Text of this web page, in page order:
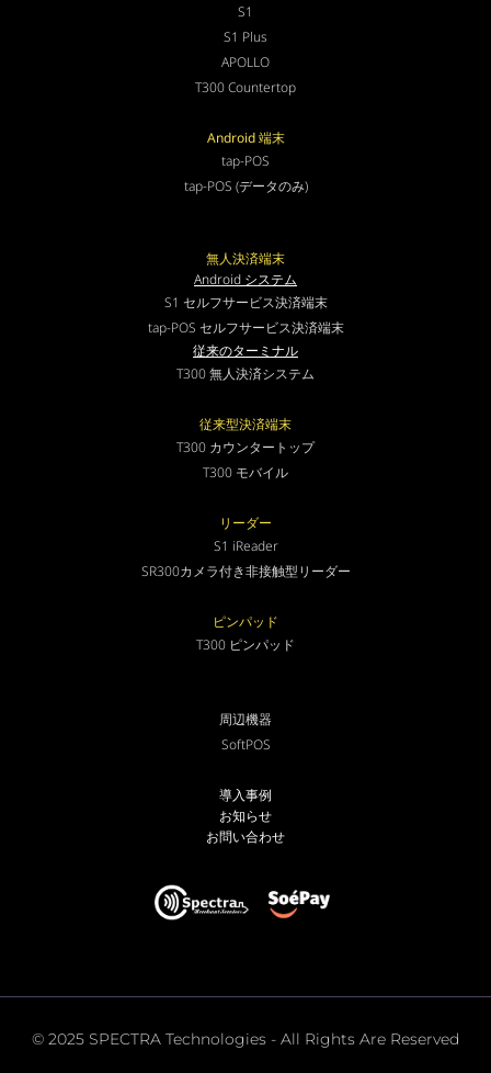
S1
S1 Plus
APOLLO
T300 Countertop
Android 端末
tap-POS
tap-POS (データのみ)
無人決済端末
Android システム
S1 セルフサービス決済端末
tap-POS セルフサービス決済端末
従来のターミナル
T300 無人決済システム
従来型決済端末
T300 カウンタートップ
T300 モバイル
リーダー
S1 iReader
SR300カメラ付き非接触型リーダー
ピンパッド
T300 ピンパッド
周辺機器
SoftPOS
導入事例
お知らせ
お問い合わせ
© 2025 SPECTRA Technologies - All Rights Are Reserved